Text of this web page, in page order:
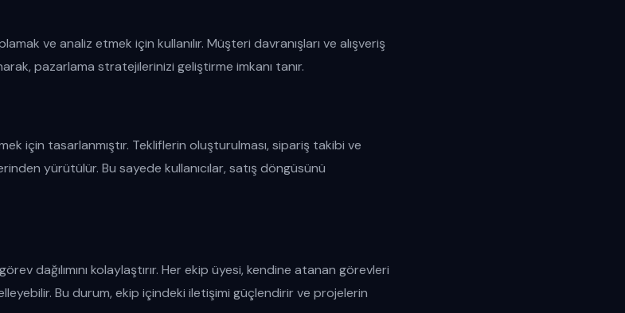
ve analiz etmek için kullanılır. Müşteri davranışları ve alışveriş
pazarlama stratejilerinizi geliştirme imkanı tanır.
için tasarlanmıştır. Tekliflerin oluşturulması, sipariş takibi ve
yürütülür. Bu sayede kullanıcılar, satış döngüsünü
dağılımını kolaylaştırır. Her ekip üyesi, kendine atanan görevleri
Bu durum, ekip içindeki iletişimi güçlendirir ve projelerin